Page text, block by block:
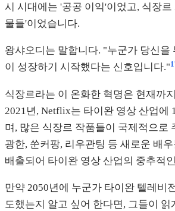
시 시대에는 '공공 이익'이었고, 식장르
물들'이었습니다.
왕샤오디는 말합니다. "누군가 당신을
이 성장하기 시작했다는 신호입니다."
식장르라는 이 온화한 혁명은 현재까
2021년, Netflix는 타이완 영상 산업에
며, 많은 식장르 작품들이 국제적으로
광한, 쑨커팡, 리우관팅 등 새로운 배
배출되어 타이완 영상 산업의 중추적
만약 2050년에 누군가 타이완 텔레비
도했는지 알고 싶어 한다면, 그들이 읽